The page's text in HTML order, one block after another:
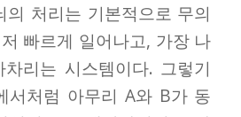
의 처리는 기본적으로 무의
빠르게 일어나고, 가장 나
리는 시스템이다. 그렇기
서처럼 아무리 A와 B가 동